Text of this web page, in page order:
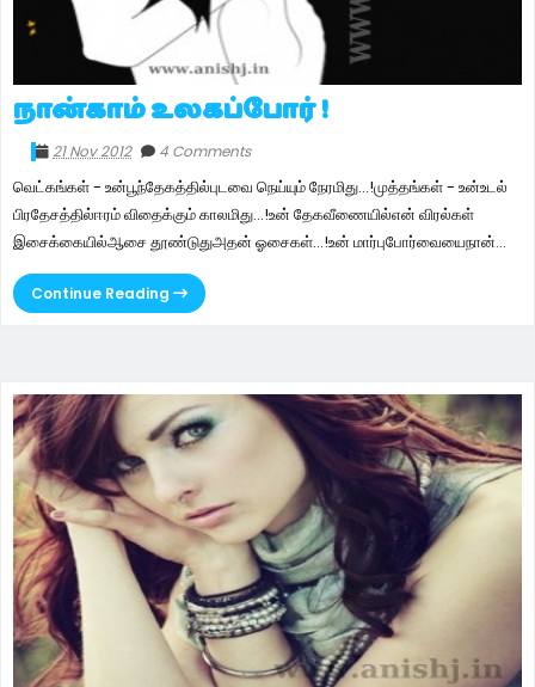
நான்காம் உலகப்போர் !
21 Nov 2012 4 Comments
வெட்கங்கள் - உன்பூந்தேகத்தில்புடவை நெய்யும் நேரமிது...!முத்தங்கள் - உன்உடல்
பிரதேசத்தில்ஈரம் விதைக்கும் காலமிது...!உன் தேகவீணையில்என் விரல்கள்
இசைக்கையில்ஆசை தூண்டுதுஅதன் ஓசைகள்...!உன் மார்புபோர்வையைநான்...
Continue Reading